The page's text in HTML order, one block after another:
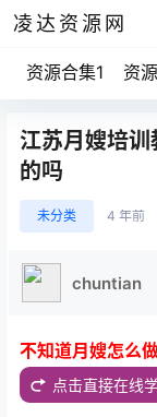
凌达资源网
资源合集1 资
江苏月嫂培
的吗
未分类 4 年前
chuntian
不知道月嫂怎么
点击直接在线